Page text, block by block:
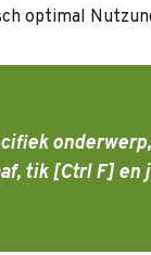
optimal
tik [Ctrl F]